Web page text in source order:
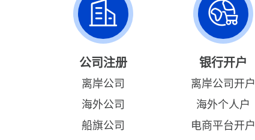
公司注册
离岸公司
海外公司
船旗公司
银行开户
离岸公司开户
海外个人户
电商平台开户